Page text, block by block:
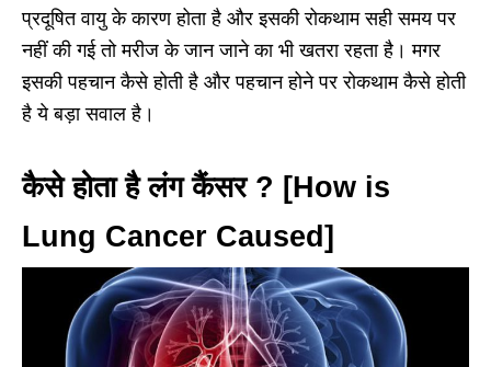
प्रदूषित वायु के कारण होता है और इसकी रोकथाम सही समय पर
नहीं की गई तो मरीज के जान जाने का भी खतरा रहता है। मगर
इसकी पहचान कैसे होती है और पहचान होने पर रोकथाम कैसे होती
है ये बड़ा सवाल है।
कैसे होता है लंग कैंसर ? [How is
Lung Cancer Caused]